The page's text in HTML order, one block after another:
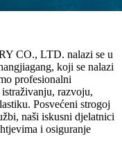
CO., LTD. nalazi se u
koji se nalazi
profesionalni
razvoju,
Posvećeni strogoj
naši iskusni djelatnici
i osiguranje